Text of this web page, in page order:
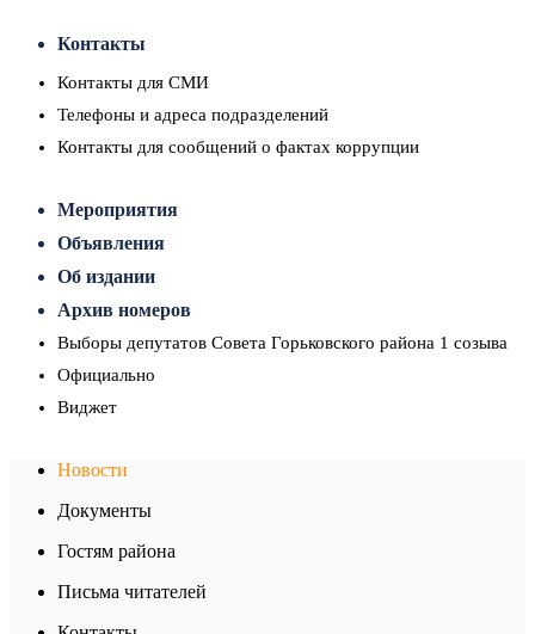
Контакты
Контакты для СМИ
Телефоны и адреса подразделений
Контакты для сообщений о фактах коррупции
Мероприятия
Объявления
Об издании
Архив номеров
Выборы депутатов Совета Горьковского района 1 созыва
Официально
Виджет
Новости
Документы
Гостям района
Письма читателей